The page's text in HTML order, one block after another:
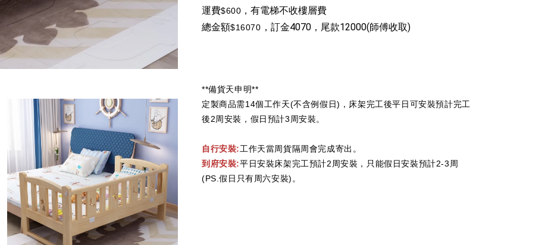
運費$600 ，有電梯不收樓層費
總金額$16070 ，訂金4070，尾款12000(師傅收取)
**備貨天申明**
定製商品需14個工作天(不含例假日)，床架完工後平日可安裝預計完工
後2周安裝，假日預計3周安裝。
自行安裝:工作天當周貨隔周會完成寄出。
到府安裝:平日安裝床架完工預計2周安裝，只能假日安裝預計2-3周
(PS.假日只有周六安裝)。